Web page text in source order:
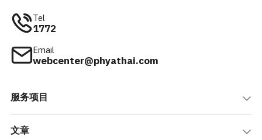
Tel
1772
Email
webcenter@phyathai.com
服务项目
文章